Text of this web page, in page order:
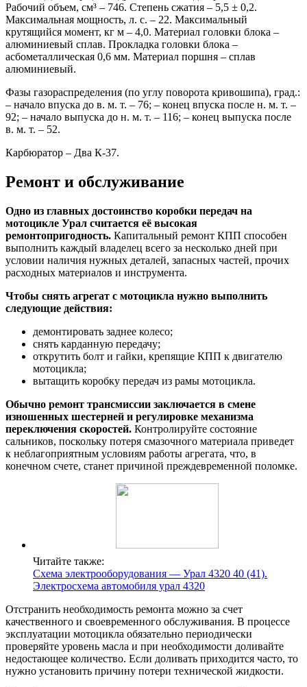
Рабочий объем, см³ – 746. Степень сжатия – 5,5 ± 0,2.
Максимальная мощность, л. с. – 22. Максимальный
крутящийся момент, кг м – 4,0. Материал головки блока –
алюминиевый сплав. Прокладка головки блока –
асбометаллическая 0,6 мм. Материал поршня – сплав
алюминиевый.
Фазы газораспределения (по углу поворота кривошипа), град.:
– начало впуска до в. м. т. – 76; – конец впуска после н. м. т. –
92; – начало выпуска до н. м. т. – 116; – конец выпуска после
в. м. т. – 52.
Карбюратор – Два К-37.
Ремонт и обслуживание
Одно из главных достоинство коробки передач на
мотоцикле Урал считается её высокая
ремонтопригодность. Капитальный ремонт КПП способен
выполнить каждый владелец всего за несколько дней при
условии наличия нужных деталей, запасных частей, прочих
расходных материалов и инструмента.
Чтобы снять агрегат с мотоцикла нужно выполнить
следующие действия:
демонтировать заднее колесо;
снять карданную передачу;
открутить болт и гайки, крепящие КПП к двигателю
мотоцикла;
вытащить коробку передач из рамы мотоцикла.
Обычно ремонт трансмиссии заключается в смене
изношенных шестерней и регулировке механизма
переключения скоростей. Контролируйте состояние
сальников, поскольку потеря смазочного материала приведет
к неблагоприятным условиям работы агрегата, что, в
конечном счете, станет причиной преждевременной поломке.
Читайте также:
Схема электрооборудования — Урал 4320 40 (41).
Электросхема автомобиля урал 4320
Отстранить необходимость ремонта можно за счет
качественного и своевременного обслуживания. В процессе
эксплуатации мотоцикла обязательно периодически
проверяйте уровень масла и при необходимости доливайте
недостающее количество. Если доливать приходится часто, то
нужно установить причину потери технической жидкости.